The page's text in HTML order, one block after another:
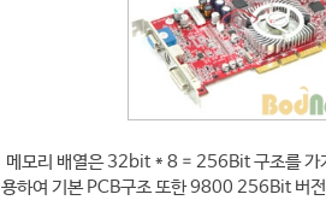
메모리 배열은 32bit * 8 = 256Bit 구조를 가
용하여 기본 PCB구조 또한 9800 256Bit 버